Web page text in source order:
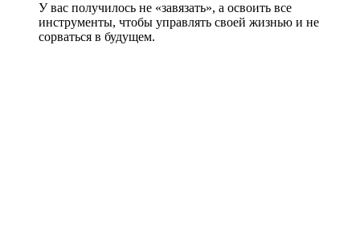
У вас получилось не «завязать», а освоить все
инструменты, чтобы управлять своей жизнью и не
сорваться в будущем.